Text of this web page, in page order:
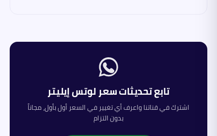
تابع تحديثات سعرلوتسإيليتر
اشترك في قناتنا واعرف أي تغيير في السعر أول بأول، مجاناً
بدون التزام